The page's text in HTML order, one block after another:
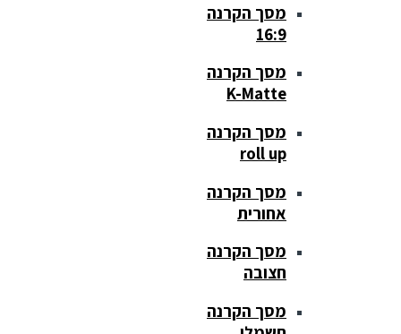
מסך הקרנה
16:9
מסך הקרנה
K-Matte
מסך הקרנה
roll up
מסך הקרנה
אחורית
מסך הקרנה
חצובה
מסך הקרנה